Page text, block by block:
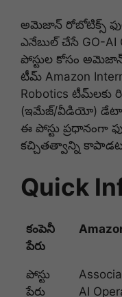
అమెజాన్ రోబోటిక్స్
ఎనేబుల్ చేసే GO-
పోస్టుల కోసం
టీమ్ Amazon
Robotics
(ఇమేజ్/వీడియో) డేటా
ఈ పోస్టు ప్రధానంగా
కచ్చితత్వాన్ని
Quick
కంపెనీ
పేరు
పోస్టు
పేరు
AI